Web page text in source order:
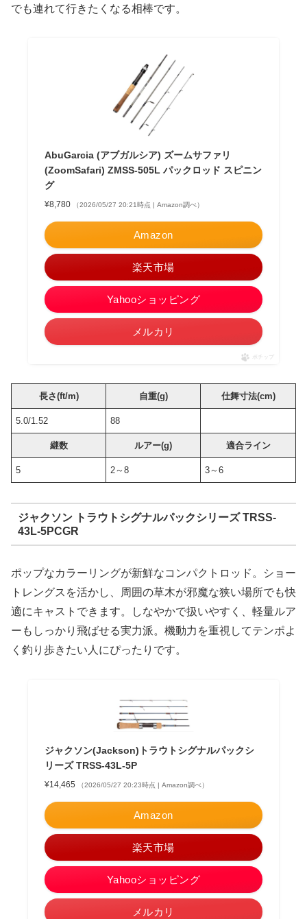
でも連れて行きたくなる相棒です。
AbuGarcia (アブガルシア) ズームサファリ
(ZoomSafari) ZMSS-505L パックロッド スピニン
グ
¥8,780 （2026/05/27 20:21時点 | Amazon調べ）
Amazon
楽天市場
Yahooショッピング
メルカリ
ポチップ
長さ(ft/m) 自重(g) 仕舞寸法(cm)
5.0/1.52 88
継数 ルアー(g) 適合ライン
5 2～8 3～6
ジャクソン トラウトシグナルパックシリーズ TRSS-
43L-5PCGR
ポップなカラーリングが新鮮なコンパクトロッド。ショー
トレングスを活かし、周囲の草木が邪魔な狭い場所でも快
適にキャストできます。しなやかで扱いやすく、軽量ルア
ーもしっかり飛ばせる実力派。機動力を重視してテンポよ
く釣り歩きたい人にぴったりです。
ジャクソン(Jackson)トラウトシグナルパックシ
リーズ TRSS-43L-5P
¥14,465 （2026/05/27 20:23時点 | Amazon調べ）
Amazon
楽天市場
Yahooショッピング
メルカリ